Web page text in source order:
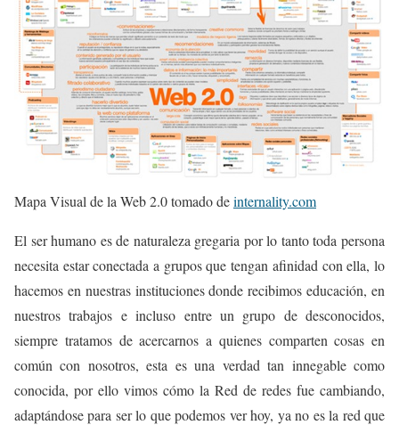
Mapa Visual de la Web 2.0 tomado deinternality.com
El ser humano es de naturaleza gregaria por lo tanto toda persona
necesita estar conectada a grupos que tengan afinidad con ella, lo
hacemos en nuestras instituciones donde recibimos educación, en
nuestros trabajos e incluso entre un grupo de desconocidos,
siempre tratamos de acercarnos a quienes comparten cosas en
común con nosotros, esta es una verdad tan innegable como
conocida, por ello vimos cómo la Red de redes fue cambiando,
adaptándose para ser lo que podemos ver hoy, ya no es la red que